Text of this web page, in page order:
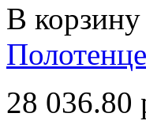
В корзину
28 036.80